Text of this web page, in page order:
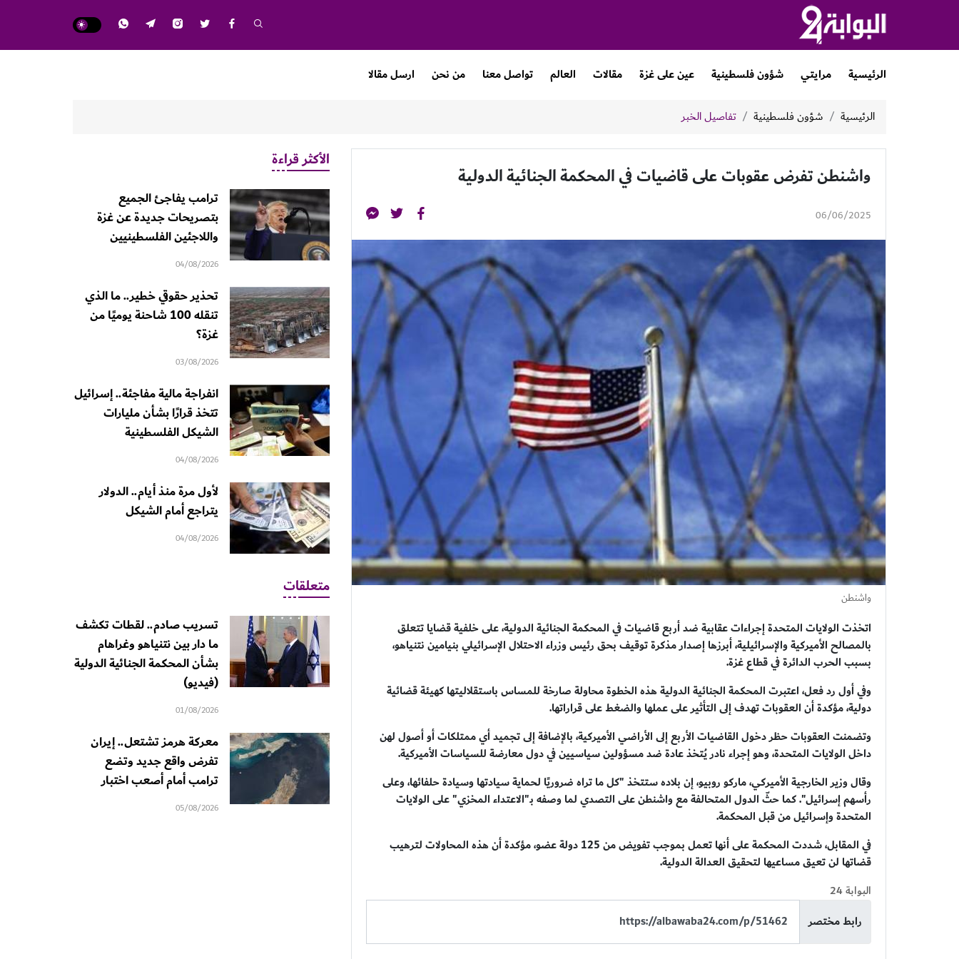
الرئيسية مرايتي شؤون فلسطينية عين على غزة مقالات العالم تواصل معنا من نحن ارسل مقالا
الرئيسية شؤون فلسطينية تفاصيل الخبر
واشنطن تفرض عقوبات على قاضيات في المحكمة الجنائية الدولية
06/06/2025
واشنطن
اتخذت الولايات المتحدة إجراءات عقابية ضد أربع قاضيات في المحكمة الجنائية الدولية، على خلفية قضايا تتعلق
بالمصالح الأميركية والإسرائيلية، أبرزها إصدار مذكرة توقيف بحق رئيس وزراء الاحتلال الإسرائيلي بنيامين نتنياهو،
بسبب الحرب الدائرة في قطاع غزة.
وفي أول رد فعل، اعتبرت المحكمة الجنائية الدولية هذه الخطوة محاولة صارخة للمساس باستقلاليتها كهيئة قضائية
دولية، مؤكدة أن العقوبات تهدف إلى التأثير على عملها والضغط على قراراتها.
وتضمنت العقوبات حظر دخول القاضيات الأربع إلى الأراضي الأميركية، بالإضافة إلى تجميد أي ممتلكات أو أصول لهن
داخل الولايات المتحدة، وهو إجراء نادر يُتخذ عادة ضد مسؤولين سياسيين في دول معارضة للسياسات الأميركية.
وقال وزير الخارجية الأميركي، ماركو روبيو، إن بلاده ستتخذ "كل ما تراه ضروريًا لحماية سيادتها وسيادة حلفائها، وعلى
رأسهم إسرائيل". كما حثّ الدول المتحالفة مع واشنطن على التصدي لما وصفه بـ"الاعتداء المخزي" على الولايات
المتحدة وإسرائيل من قبل المحكمة.
في المقابل، شددت المحكمة على أنها تعمل بموجب تفويض من 125 دولة عضو، مؤكدة أن هذه المحاولات لترهيب
قضاتها لن تعيق مساعيها لتحقيق العدالة الدولية.
البوابة 24
رابط مختصر
الأكثر قراءة
ترامب يفاجئ الجميع
بتصريحات جديدة عن غزة
واللاجئين الفلسطينيين
04/08/2026
تحذير حقوقي خطير.. ما الذي
تنقله 100 شاحنة يوميًا من
غزة؟
03/08/2026
انفراجة مالية مفاجئة.. إسرائيل
تتخذ قرارًا بشأن مليارات
الشيكل الفلسطينية
04/08/2026
لأول مرة منذ أيام.. الدولار
يتراجع أمام الشيكل
04/08/2026
متعلقات
تسريب صادم.. لقطات تكشف
ما دار بين نتنياهو وغراهام
بشأن المحكمة الجنائية الدولية
(فيديو)
01/08/2026
معركة هرمز تشتعل.. إيران
تفرض واقع جديد وتضع
ترامب أمام أصعب اختبار
05/08/2026